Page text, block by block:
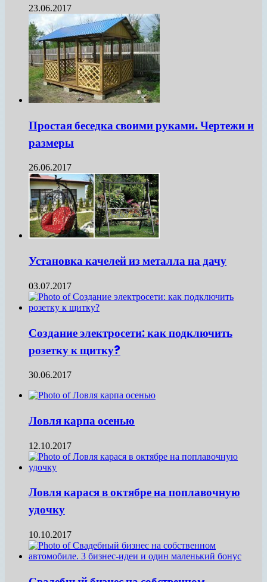
23.06.2017
Простая беседка своими руками. Чертежи и
размеры
26.06.2017
Установка качелей из металла на дачу
03.07.2017
Создание электросети: как подключить
розетку к щитку?
30.06.2017
Ловля карпа осенью
12.10.2017
Ловля карася в октябре на поплавочную
удочку
10.10.2017